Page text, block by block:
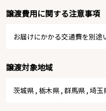
譲渡費用に関する注意事項
お届けにかかる交通費を別途
譲渡対象地域
茨城県 , 栃木県 , 群馬県 , 埼玉